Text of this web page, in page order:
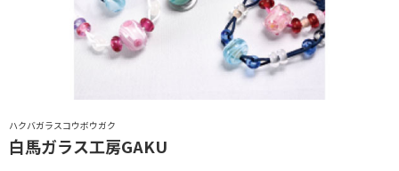
ハクバガラスコウボウガク
白馬ガラス工房GAKU